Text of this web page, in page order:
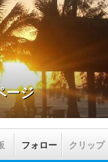
ージ
フォロー クリップ